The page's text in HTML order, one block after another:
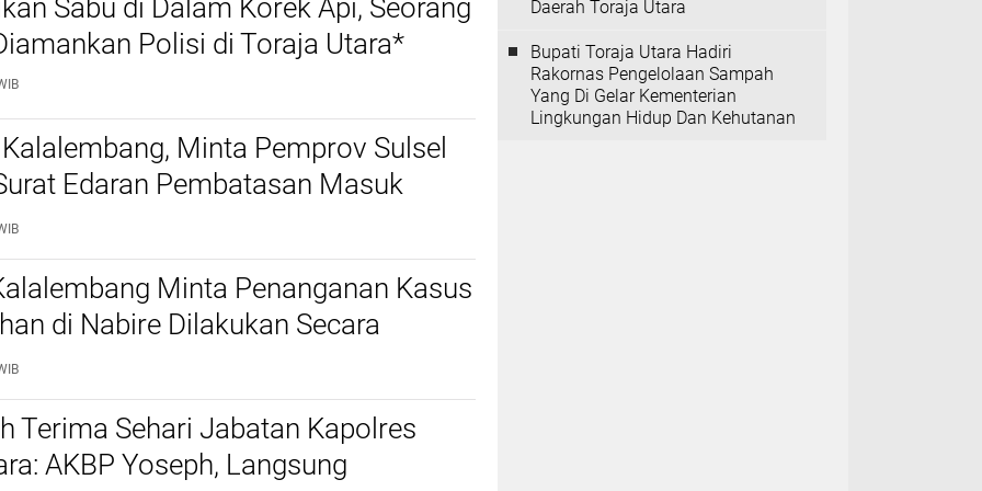
Sabu di Dalam Korek Api, Seorang
Polisi di Toraja Utara*
Minta Pemprov Sulsel
Edaran Pembatasan Masuk
Tana Toraja dan Toraja
Minta Penanganan Kasus
di Nabire Dilakukan Secara
dan Sesuai Prosedur Hukum
Terima Sehari Jabatan Kapolres
AKBP Yoseph, Langsung
Daerah Toraja Utara
Bupati Toraja Utara Hadiri
Rakornas Pengelolaan Sampah
Yang Di Gelar Kementerian
Lingkungan Hidup Dan Kehutanan